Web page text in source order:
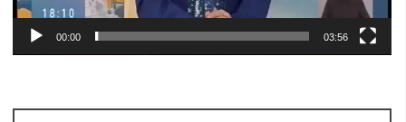
00:00 03:56